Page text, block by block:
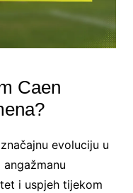
Caen
evoluciju u
i uspjeh tijekom